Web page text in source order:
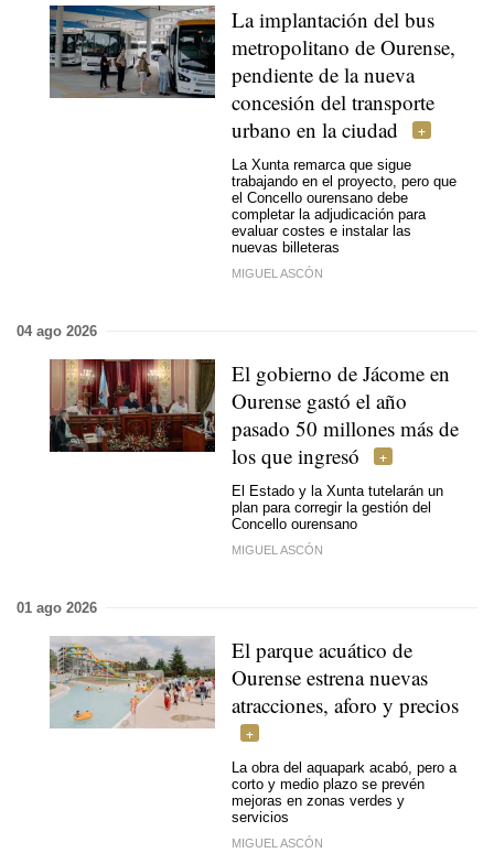
La implantación del bus
metropolitano de Ourense,
pendiente de la nueva
concesión del transporte
urbano en la ciudad
La Xunta remarca que sigue
trabajando en el proyecto, pero que
el Concello ourensano debe
completar la adjudicación para
evaluar costes e instalar las
nuevas billeteras
MIGUEL ASCÓN
04 ago 2026
El gobierno de Jácome en
Ourense gastó el año
pasado 50 millones más de
los que ingresó
El Estado y la Xunta tutelarán un
plan para corregir la gestión del
Concello ourensano
MIGUEL ASCÓN
01 ago 2026
El parque acuático de
Ourense estrena nuevas
atracciones, aforo y precios
La obra del aquapark acabó, pero a
corto y medio plazo se prevén
mejoras en zonas verdes y
servicios
MIGUEL ASCÓN